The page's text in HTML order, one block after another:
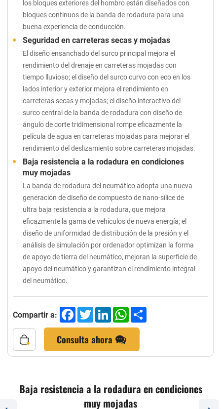
los bloques exteriores del hombro están diseñados con
bloques continuos de la banda de rodadura para una
buena experiencia de conducción.
Seguridad en carreteras secas y mojadas
El diseño ensanchado del surco principal mejora el
rendimiento del drenaje en carreteras mojadas con
tiempo lluvioso; el diseño del surco curvo con eco en los
lados interior y exterior mejora el rendimiento en
carreteras secas y mojadas; el diseño interactivo del
surco central de la banda de rodadura con diseño de
ángulo de corte tridimensional rompe eficazmente la
película de agua en carreteras mojadas para mejorar el
rendimiento del deslizamiento sobre carreteras mojadas.
Baja resistencia a la rodadura en condiciones
muy mojadas
La banda de rodadura del neumático adopta una nueva
generación de diseño de compuesto de nano-sílice de
ultra baja resistencia a la rodadura, que mejora
eficazmente la gama de vehículos de nueva energía; el
diseño de uniformidad de distribución de la presión y el
análisis de simulación por ordenador optimizan la forma
de apoyo de tierra del neumático, mejoran la superficie de
apoyo del neumático y garantizan el rendimiento integral
del neumático.
Compartir a: FacebookTwitterLinkedInWhatsApp
Consulta ahora
Baja resistencia a la rodadura en condiciones
muy mojadas